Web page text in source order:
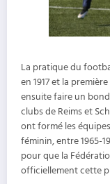
La pratique du
en 1917 et la
ensuite faire un bond
clubs de Reims et
ont formé les
féminin, entre 1965-
pour que la
officiellement cette